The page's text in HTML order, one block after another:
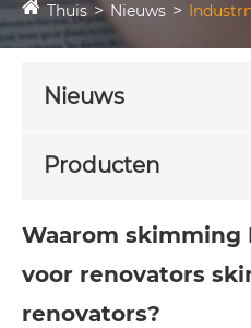
Thuis Nieuws
Nieuws
Producten
Waarom skimming
voor renovators
renovators?